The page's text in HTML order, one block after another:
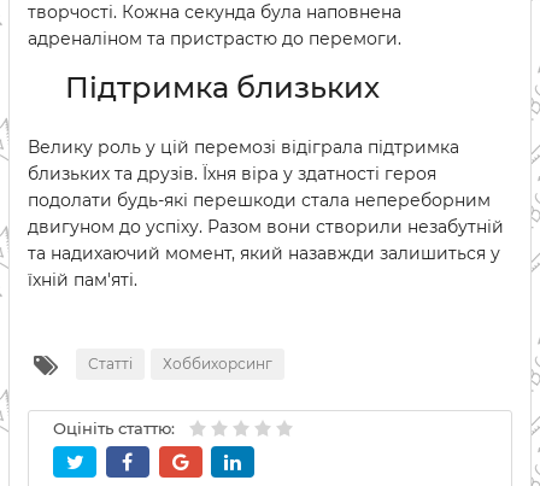
творчості. Кожна секунда була наповнена
адреналіном та пристрастю до перемоги.
Підтримка близьких
Велику роль у цій перемозі відіграла підтримка
близьких та друзів. Їхня віра у здатності героя
подолати будь-які перешкоди стала непереборним
двигуном до успіху. Разом вони створили незабутній
та надихаючий момент, який назавжди залишиться у
їхній пам'яті.
Статті Хоббихорсинг
Оцініть статтю: